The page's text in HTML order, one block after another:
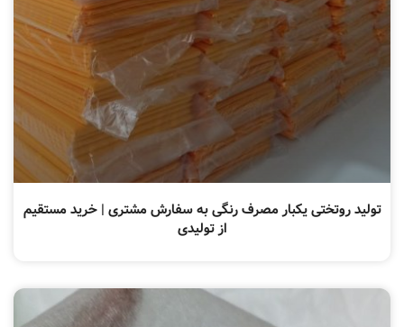
تولید روتختی یکبار مصرف رنگی به سفارش مشتری | خرید مستقیم
از تولیدی